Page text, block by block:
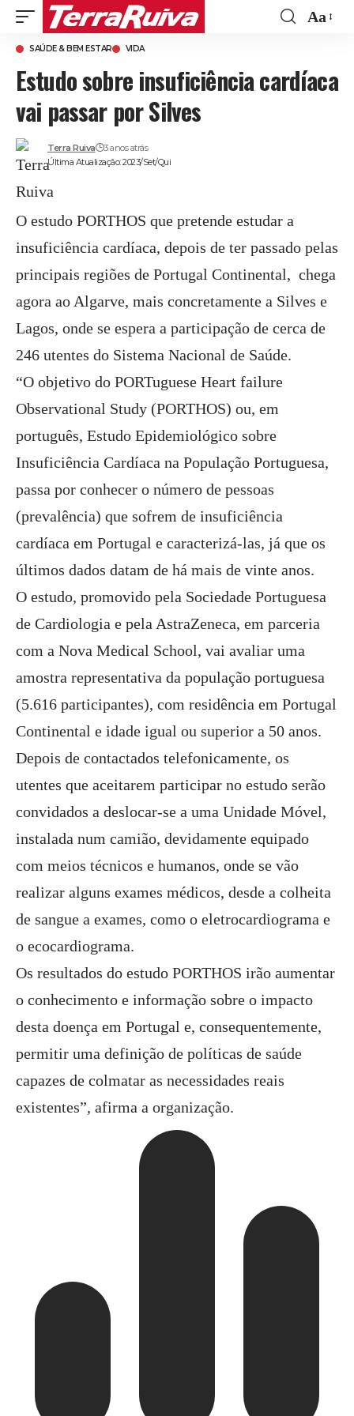
Aa
SAÚDE & BEM ESTAR VIDA
Estudo sobre insuficiência cardíaca
vai passar por Silves
Última Atualização: 2023/Set/Qui
Terra Ruiva 3 anos atrás
O estudo PORTHOS que pretende estudar a
insuficiência cardíaca, depois de ter passado pelas
principais regiões de Portugal Continental, chega
agora ao Algarve, mais concretamente a Silves e
Lagos, onde se espera a participação de cerca de
246 utentes do Sistema Nacional de Saúde.
“O objetivo do PORTuguese Heart failure
Observational Study (PORTHOS) ou, em
português, Estudo Epidemiológico sobre
Insuficiência Cardíaca na População Portuguesa,
passa por conhecer o número de pessoas
(prevalência) que sofrem de insuficiência
cardíaca em Portugal e caracterizá-las, já que os
últimos dados datam de há mais de vinte anos.
O estudo, promovido pela Sociedade Portuguesa
de Cardiologia e pela AstraZeneca, em parceria
com a Nova Medical School, vai avaliar uma
amostra representativa da população portuguesa
(5.616 participantes), com residência em Portugal
Continental e idade igual ou superior a 50 anos.
Depois de contactados telefonicamente, os
utentes que aceitarem participar no estudo serão
convidados a deslocar-se a uma Unidade Móvel,
instalada num camião, devidamente equipado
com meios técnicos e humanos, onde se vão
realizar alguns exames médicos, desde a colheita
de sangue a exames, como o eletrocardiograma e
o ecocardiograma.
Os resultados do estudo PORTHOS irão aumentar
o conhecimento e informação sobre o impacto
desta doença em Portugal e, consequentemente,
permitir uma definição de políticas de saúde
capazes de colmatar as necessidades reais
existentes”, afirma a organização.